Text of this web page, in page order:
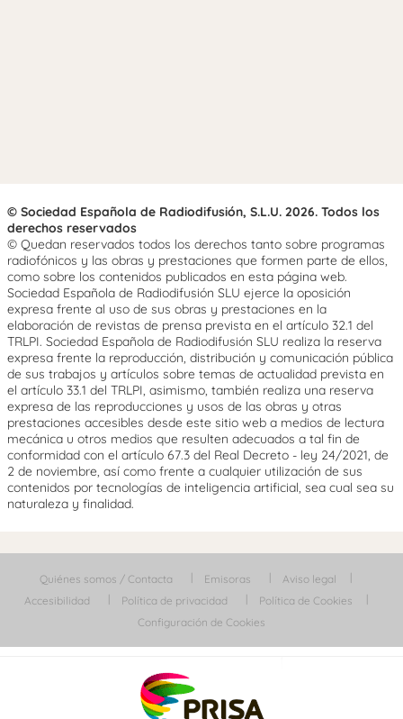
© Sociedad Española de Radiodifusión, S.L.U. 2026. Todos los
derechos reservados
© Quedan reservados todos los derechos tanto sobre programas
radiofónicos y las obras y prestaciones que formen parte de ellos,
como sobre los contenidos publicados en esta página web.
Sociedad Española de Radiodifusión SLU ejerce la oposición
expresa frente al uso de sus obras y prestaciones en la
elaboración de revistas de prensa prevista en el artículo 32.1 del
TRLPI. Sociedad Española de Radiodifusión SLU realiza la reserva
expresa frente la reproducción, distribución y comunicación pública
de sus trabajos y artículos sobre temas de actualidad prevista en
el artículo 33.1 del TRLPI, asimismo, también realiza una reserva
expresa de las reproducciones y usos de las obras y otras
prestaciones accesibles desde este sitio web a medios de lectura
mecánica u otros medios que resulten adecuados a tal fin de
conformidad con el artículo 67.3 del Real Decreto - ley 24/2021, de
2 de noviembre, así como frente a cualquier utilización de sus
contenidos por tecnologías de inteligencia artificial, sea cual sea su
naturaleza y finalidad.
Quiénes somos / Contacta Emisoras
Aviso legal
Accesibilidad
Política de privacidad
Política de Cookies
Configuración de Cookies